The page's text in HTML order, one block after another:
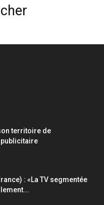
territoire de
: «La TV segmentée